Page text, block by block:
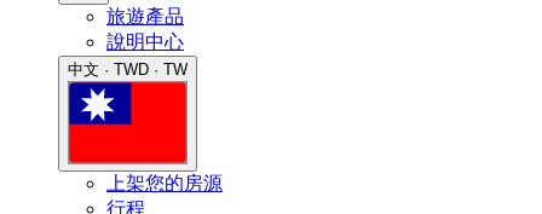
旅遊產品
說明中心
中文 · TWD · TW
上架您的房源
行程